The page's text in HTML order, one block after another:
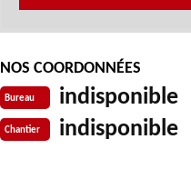
NOS COORDONNÉES
Bureau indisponible
Chantier indisponible